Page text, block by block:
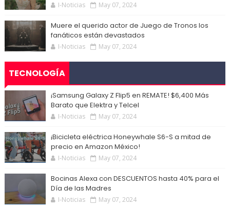
I-Noticias May 07, 2024
Muere el querido actor de Juego de Tronos los
fanáticos están devastados
I-Noticias May 07, 2024
TECNOLOGÍA
¡Samsung Galaxy Z Flip5 en REMATE! $6,400 Más
Barato que Elektra y Telcel
I-Noticias May 07, 2024
¡Bicicleta eléctrica Honeywhale S6-S a mitad de
precio en Amazon México!
I-Noticias May 07, 2024
Bocinas Alexa con DESCUENTOS hasta 40% para el
Día de las Madres
I-Noticias May 07, 2024